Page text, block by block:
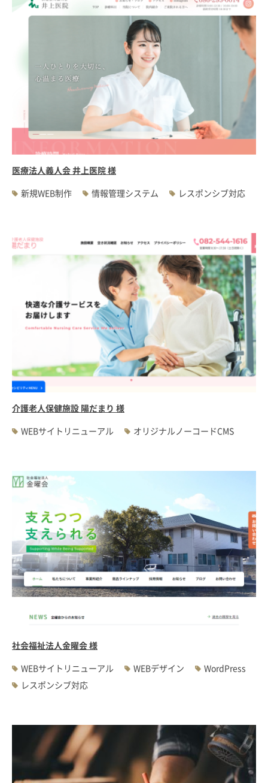
医療法人義人会 井上医院 様
新規WEB制作
情報管理システム レスポンシブ対応
介護老人保健施設 陽だまり 様
WEBサイトリニューアル
オリジナルノーコードCMS
社会福祉法人金曜会 様
WEBサイトリニューアル
WEBデザイン
WordPress
レスポンシブ対応